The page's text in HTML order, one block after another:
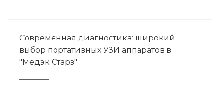
Современная диагностика: широкий
выбор портативных УЗИ аппаратов в
"Медэк Старз"